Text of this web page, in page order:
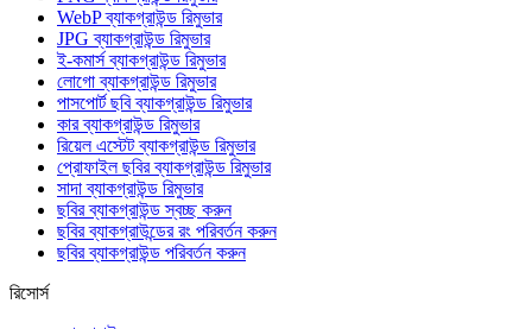
WebP ব্যাকগ্রাউন্ড রিমুভার
JPG ব্যাকগ্রাউন্ড রিমুভার
ই-কমার্স ব্যাকগ্রাউন্ড রিমুভার
লোগো ব্যাকগ্রাউন্ড রিমুভার
পাসপোর্ট ছবি ব্যাকগ্রাউন্ড রিমুভার
কার ব্যাকগ্রাউন্ড রিমুভার
রিয়েল এস্টেট ব্যাকগ্রাউন্ড রিমুভার
প্রোফাইল ছবির ব্যাকগ্রাউন্ড রিমুভার
সাদা ব্যাকগ্রাউন্ড রিমুভার
ছবির ব্যাকগ্রাউন্ড স্বচ্ছ করুন
ছবির ব্যাকগ্রাউন্ডের রং পরিবর্তন করুন
ছবির ব্যাকগ্রাউন্ড পরিবর্তন করুন
রিসোর্স